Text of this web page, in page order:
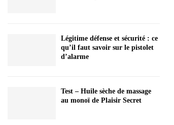
Légitime défense et sécurité : ce
qu’il faut savoir sur le pistolet
d’alarme
Test – Huile sèche de massage
au monoï de Plaisir Secret